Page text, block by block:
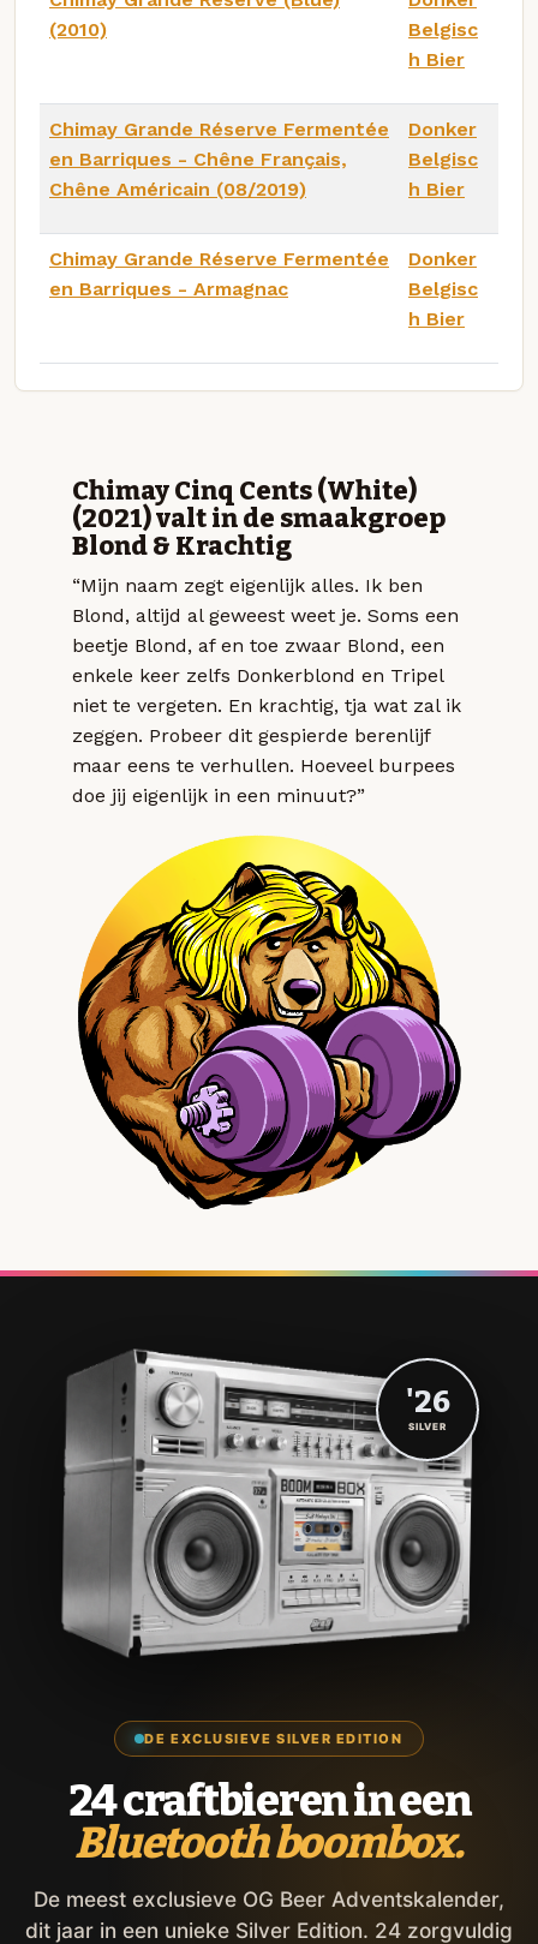
(2010)
Belgisc
h Bier
Chimay Grande Réserve Fermentée
en Barriques - Chêne Français,
Chêne Américain (08/2019)
Donker
Belgisc
h Bier
Chimay Grande Réserve Fermentée
en Barriques - Armagnac
Donker
Belgisc
h Bier
Chimay Cinq Cents (White)
(2021) valt in de smaakgroep
Blond & Krachtig
“Mijn naam zegt eigenlijk alles. Ik ben
Blond, altijd al geweest weet je. Soms een
beetje Blond, af en toe zwaar Blond, een
enkele keer zelfs Donkerblond en Tripel
niet te vergeten. En krachtig, tja wat zal ik
zeggen. Probeer dit gespierde berenlijf
maar eens te verhullen. Hoeveel burpees
doe jij eigenlijk in een minuut?”
DE EXCLUSIEVE SILVER EDITION
24 craftbieren in een
Bluetooth boombox.
De meest exclusieve OG Beer Adventskalender,
dit jaar in een unieke Silver Edition. 24 zorgvuldig
'26
SILVER